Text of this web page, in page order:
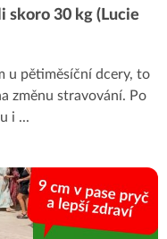
skoro 30 kg (Lucie
u pětiměsíční dcery, to
změnu stravování. Po
i ...